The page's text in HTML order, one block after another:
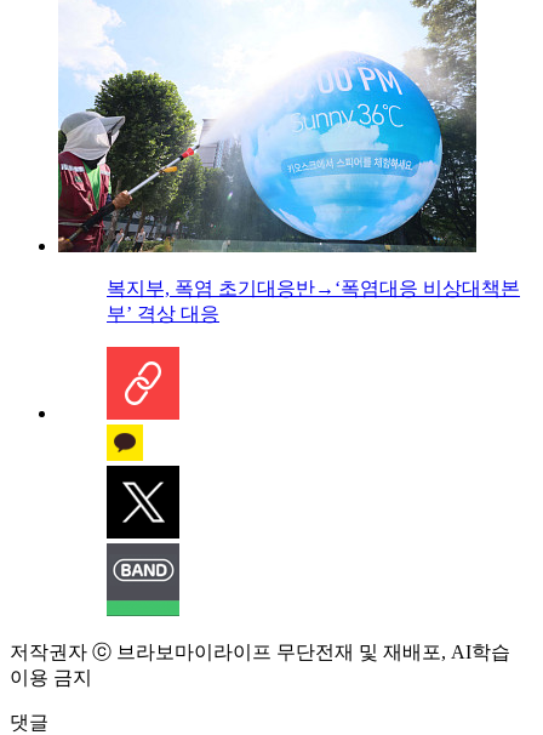
복지부, 폭염 초기대응반→‘폭염대응 비상대책본
부’ 격상 대응
저작권자 ⓒ 브라보마이라이프 무단전재 및 재배포, AI학습
이용 금지
댓글